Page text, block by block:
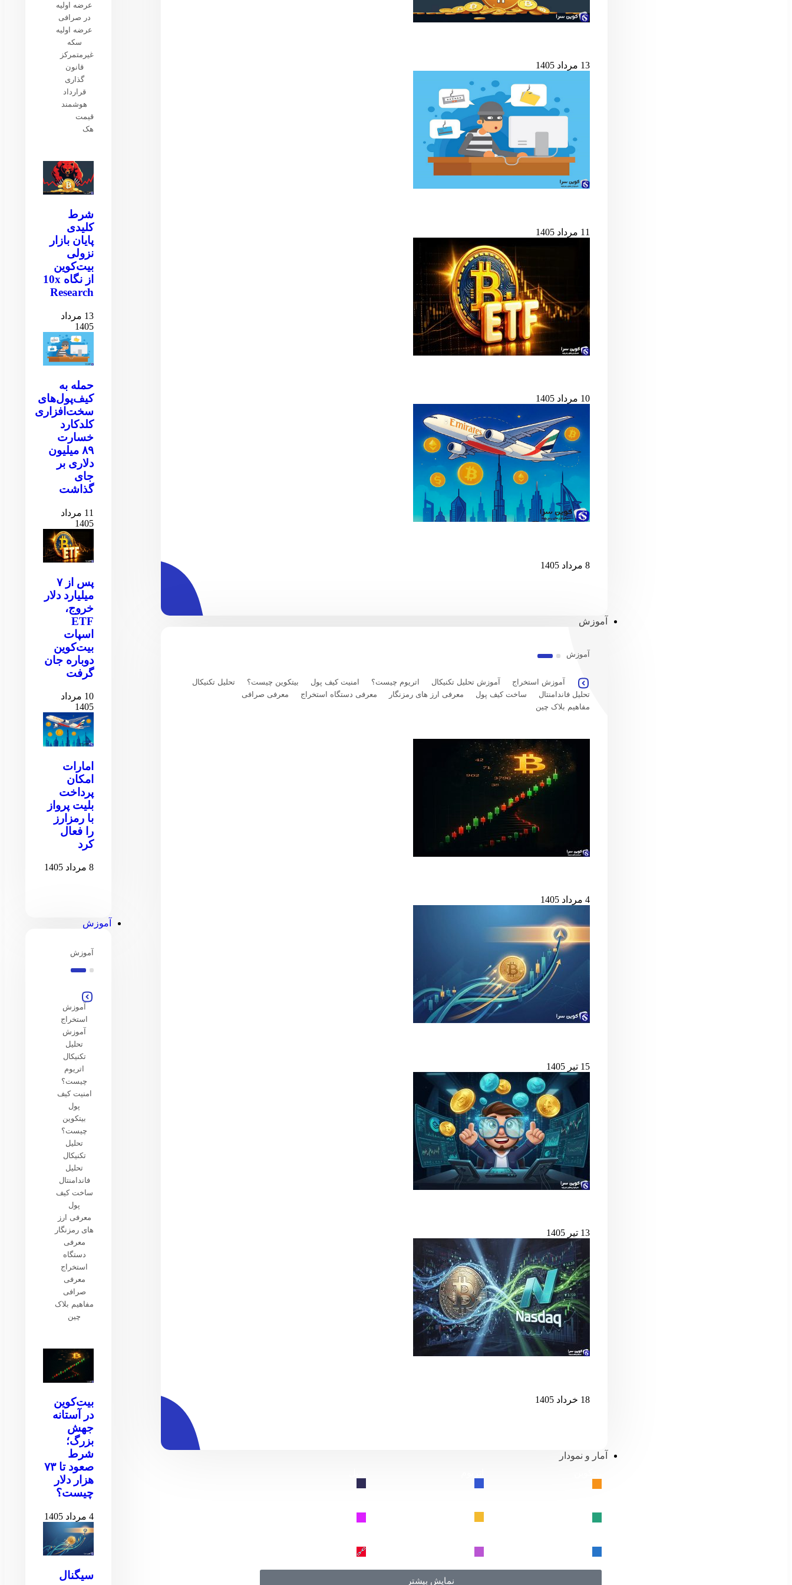
13 مرداد 1405
11 مرداد 1405
10 مرداد 1405
8 مرداد 1405
آموزش
آموزش
آموزش استخراج آموزش تحلیل تکنیکال اتریوم چیست؟ امنیت کیف پول بیتکوین چیست؟
تحلیل تکنیکال
تحلیل فاندامنتال
ساخت کیف پول معرفی ارز های رمزنگار معرفی دستگاه استخراج
معرفی صرافی
مفاهیم بلاک چین
4 مرداد 1405
15 تیر 1405
13 تیر 1405
18 خرداد 1405
آمار و نمودار
🔗
نمایش بیشتر
عرضه اولیه
در صرافی
عرضه اولیه
سکه
غیرمتمرکز
قانون
گذاری
قرارداد
هوشمند
قیمت
هک
شرط
کلیدی
پایان بازار
نزولی
بیت‌کوین
از نگاه 10x
Research
13 مرداد
1405
حمله به
کیف‌پول‌های
سخت‌افزاری
کلدکارد
خسارت
۸۹ میلیون
دلاری بر
جای
گذاشت
11 مرداد
1405
پس از ۷
میلیارد دلار
خروج،
ETF
اسپات
بیت‌کوین
دوباره جان
گرفت
10 مرداد
1405
امارات
امکان
پرداخت
بلیت پرواز
با رمزارز
را فعال
کرد
8 مرداد 1405
آموزش
آموزش
آموزش
استخراج
آموزش
تحلیل
تکنیکال
اتریوم
چیست؟
امنیت کیف
پول
بیتکوین
چیست؟
تحلیل
تکنیکال
تحلیل
فاندامنتال
ساخت کیف
پول
معرفی ارز
های رمزنگار
معرفی
دستگاه
استخراج
معرفی
صرافی
مفاهیم بلاک
چین
بیت‌کوین
در آستانه
جهش
بزرگ؛
شرط
صعود تا ۷۳
هزار دلار
چیست؟
4 مرداد 1405
سیگنال